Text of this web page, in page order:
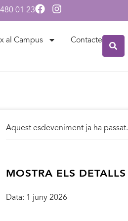
01 23
al Campus Contacte
Aquest esdeveniment ja ha passat.
MOSTRA ELS DETALLS
Data: 1 juny 2026